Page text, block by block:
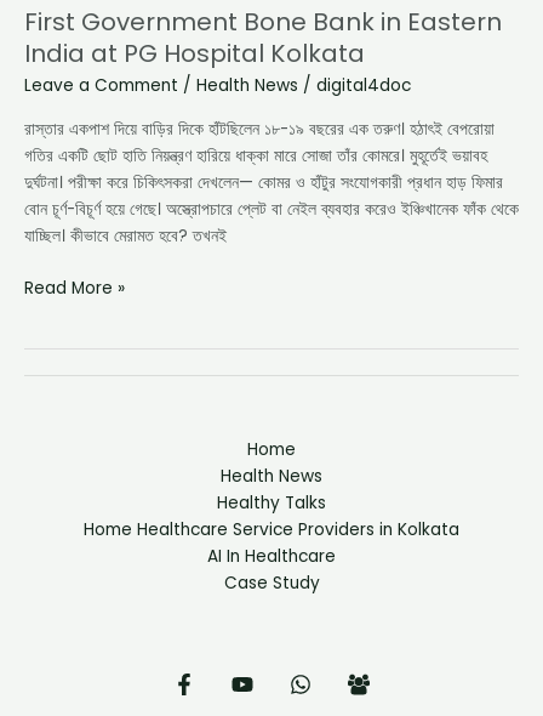
First Government Bone Bank in Eastern
India at PG Hospital Kolkata
Leave a Comment / Health News / digital4doc
রাস্তার একপাশ দিয়ে বাড়ির দিকে হাঁটছিলেন ১৮-১৯ বছরের এক তরুণ। হঠাৎই বেপরোয়া
গতির একটি ছোট হাতি নিয়ন্ত্রণ হারিয়ে ধাক্কা মারে সোজা তাঁর কোমরে। মুহূর্তেই ভয়াবহ
দুর্ঘটনা। পরীক্ষা করে চিকিৎসকরা দেখলেন— কোমর ও হাঁটুর সংযোগকারী প্রধান হাড় ফিমার
বোন চূর্ণ-বিচূর্ণ হয়ে গেছে। অস্ত্রোপচারে প্লেট বা নেইল ব্যবহার করেও ইঞ্চিখানেক ফাঁক থেকে
যাচ্ছিল। কীভাবে মেরামত হবে? তখনই
Read More »
Home
Health News
Healthy Talks
Home Healthcare Service Providers in Kolkata
AI In Healthcare
Case Study